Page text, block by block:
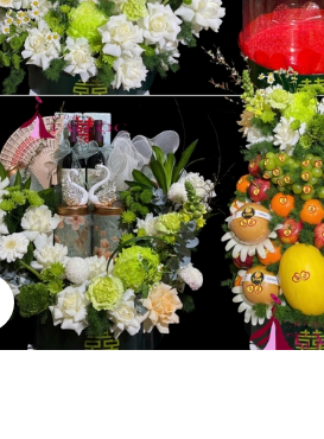
Click to enlarge